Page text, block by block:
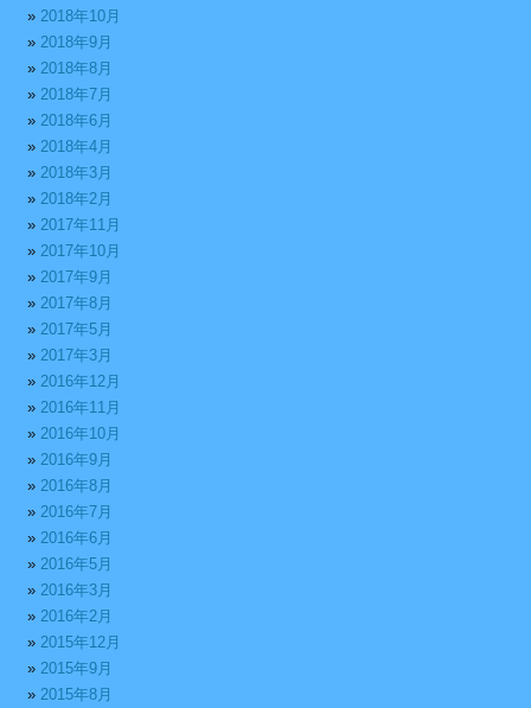
2018年10月
2018年9月
2018年8月
2018年7月
2018年6月
2018年4月
2018年3月
2018年2月
2017年11月
2017年10月
2017年9月
2017年8月
2017年5月
2017年3月
2016年12月
2016年11月
2016年10月
2016年9月
2016年8月
2016年7月
2016年6月
2016年5月
2016年3月
2016年2月
2015年12月
2015年9月
2015年8月